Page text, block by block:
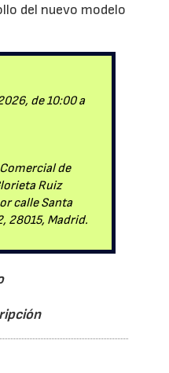
del nuevo modelo
de 10:00 a
de
Ruiz
calle Santa
28015, Madrid.